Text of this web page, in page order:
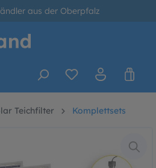
aus der Oberpfalz
kostenlose Retoure
Teichfilter Komplettsets